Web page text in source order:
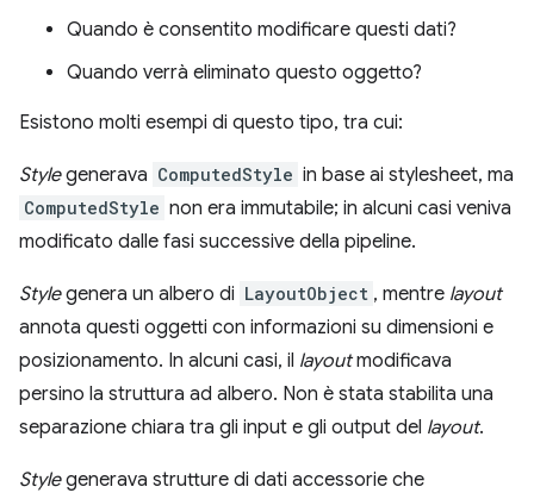
Quando è consentito modificare questi dati?
Quando verrà eliminato questo oggetto?
Esistono molti esempi di questo tipo, tra cui:
Stylegenerava ComputedStyle in base ai stylesheet, ma
ComputedStyle non era immutabile; in alcuni casi veniva
modificato dalle fasi successive della pipeline.
Stylegenera un albero di LayoutObject , mentre layout
annota questi oggetti con informazioni su dimensioni e
posizionamento. In alcuni casi, il layoutmodificava
persino la struttura ad albero. Non è stata stabilita una
separazione chiara tra gli input e gli output del layout.
Stylegenerava strutture di dati accessorie che